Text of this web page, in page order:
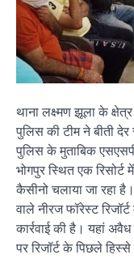
थाना लक्ष्मण झूला के
पुलिस की टीम ने बीती देर
पुलिस के मुताबिक
भोगपुर स्थित एक
कैसीनो चलाया जा रहा
वाले नीरज फॉरेस्ट
कार्रवाई की है। यहां
पर रिजॉर्ट के पिछले